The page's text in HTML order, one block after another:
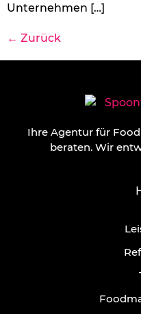
Unternehmen […]
← Zurück
Ihre Agentur für
beraten. Wir